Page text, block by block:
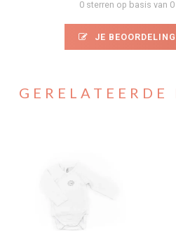
0 sterren op basis van
JE
GERELATEERDE